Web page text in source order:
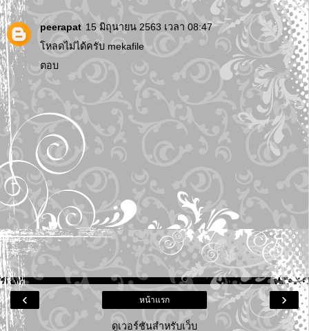
peerapat 15 มิถุนายน 2563 เวลา 08:47
โหลดไม่ได้ครับ mekafile
ตอบ
‹ ›
หน้าแรก
ดูเวอร์ชันสำหรับเว็บ